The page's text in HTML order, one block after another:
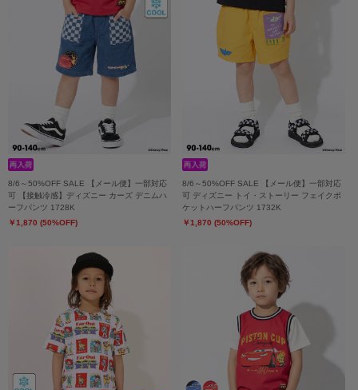
8/6～50%OFF SALE 【メール便】一部対応
可 【接触冷感】ディズニー カーズ デニムハ
ーフパンツ 1728K
￥1,870 (50%OFF)
8/6～50%OFF SALE 【メール便】一部対応
可 ディズニー トイ・ストーリー フェイクポ
ケットハーフパンツ 1732K
￥1,870 (50%OFF)